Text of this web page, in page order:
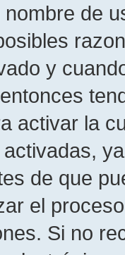
de
y
entonces
activar la
de que
el
Si no